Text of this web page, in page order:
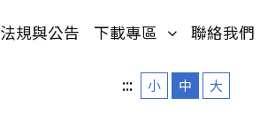
法規與公告 下載專區 (按鍵盤[下]，
聯絡我們
::: 小 中 大